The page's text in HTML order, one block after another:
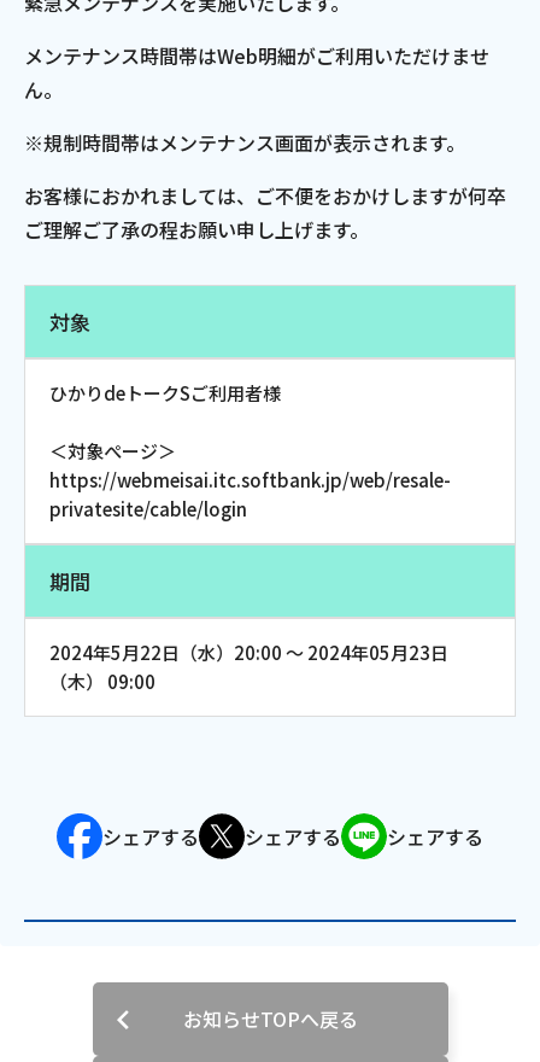
対応エリア よくあるご質問
お電話でのお問い合わせ
受付時間：9:30〜18:00 年中無休
Webメール
おトクなプラン
メンテナンス時間帯はWeb明細がご利用いただけませ
ん。
※規制時間帯はメンテナンス画面が表示されます。
お客様におかれましては、ご不便をおかけしますが何卒
ご理解ご了承の程お願い申し上げます。
対象
ひかりdeトークSご利用者様
＜対象ぺージ＞
https://webmeisai.itc.softbank.jp/web/resale-
privatesite/cable/login
期間
2024年5月22日（水）20:00 ～ 2024年05月23日
（木） 09:00
シェアする シェアする シェアする
お知らせTOPへ戻る